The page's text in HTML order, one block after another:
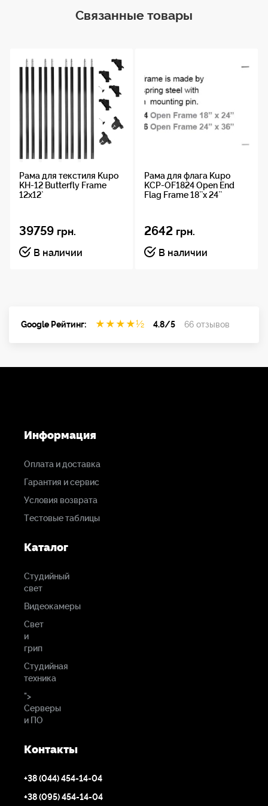
В комплект входят кронштейны ушного типа для
Ткань в комплект не входит, только кронштейны
для рамки.
В комплект входит:
4 трубки 6` с внутренним креплением
2 уголка с гайками
Связанные товары
Рама для текстиля Kupo
KH-12 Butterfly Frame
12x12`
39759 грн.
В наличии
Рама для флага Kupo
KCP-OF1824 Open End
Flag Frame 18``x 24``
2642 грн.
В наличии
Google Рейтинг: ★ ★ ★ ★½ 4.8/5 66 отзывов
Информация
Оплата и доставка
Гарантия и сервис
Условия возврата
Тестовые таблицы
Каталог
Студийный
свет
Видеокамеры
Свет
и
грип
Студийная
техника
">
Серверы
и ПО
Контакты
+38 (044) 454-14-04
+38 (095) 454-14-04